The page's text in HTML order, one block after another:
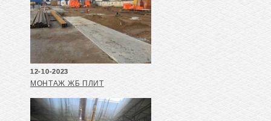
12-10-2023
МОНТАЖ ЖБ ПЛИТ